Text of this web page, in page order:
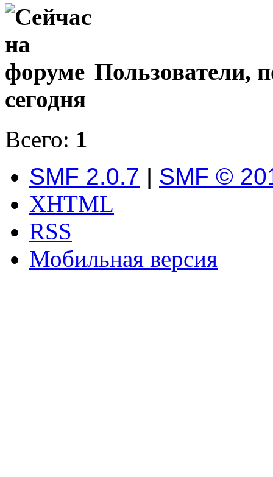
Пользователи,
сегодня
Всего: 1
SMF 2.0.7 | SMF ©
XHTML
RSS
Мобильная версия